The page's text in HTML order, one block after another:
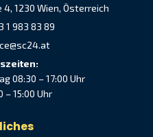
1230 Wien, Österreich
1 983 83 89
08:30 – 17:00 Uhr
– 15:00 Uhr